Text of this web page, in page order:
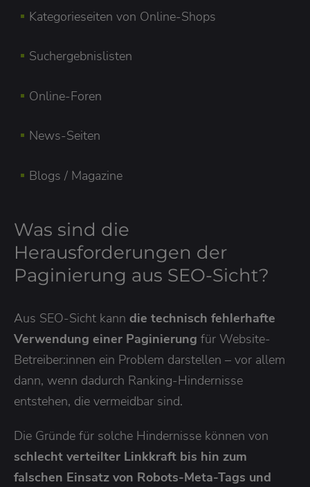
Kategorieseiten von Online-Shops
Suchergebnislisten
Online-Foren
News-Seiten
Blogs / Magazine
Was sind die
Herausforderungen der
Paginierung aus SEO-Sicht?
Aus SEO-Sicht kann die technisch fehlerhafte
Verwendung einer Paginierung für Website-
Betreiber:innen ein Problem darstellen – vor allem
dann, wenn dadurch Ranking-Hindernisse
entstehen, die vermeidbar sind.
Die Gründe für solche Hindernisse können von
schlecht verteilter Linkkraft bis hin zum
falschen Einsatz von Robots-Meta-Tags und